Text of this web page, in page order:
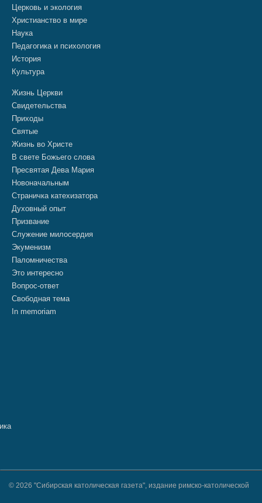
Церковь и экология
Христианство в мире
Наука
Педагогика и психология
История
Культура
Жизнь Церкви
Свидетельства
Приходы
Святые
Жизнь во Христе
В свете Божьего слова
Пресвятая Дева Мария
Новоначальным
Страничка катехизатора
Духовный опыт
Призвание
Служение милосердия
Экуменизм
Паломничества
Это интересно
Вопрос-ответ
Свободная тема
In memoriam
© 2026 "Сибирская католическая газета", издание римско-католической